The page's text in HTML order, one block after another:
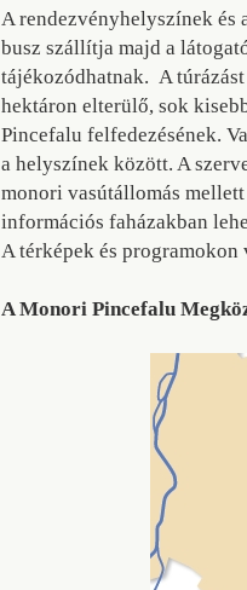
A rendezvényhelyszínek és
busz szállítja majd a
tájékozódhatnak. A
hektáron elterülő, sok
Pincefalu felfedezésének.
a helyszínek között. A
monori vasútállomás
információs faházakban
A térképek és
A Monori Pincefalu